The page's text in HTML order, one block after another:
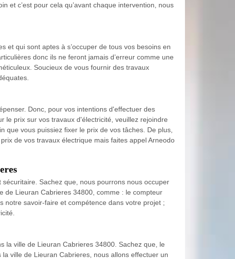
et c’est pour cela qu’avant chaque intervention, nous
et qui sont aptes à s’occuper de tous vos besoins en
donc ils ne feront jamais d’erreur comme une
Soucieux de vous fournir des travaux
Donc, pour vos intentions d'effectuer des
le prix sur vos travaux d'électricité, veuillez rejoindre
vous puissiez fixer le prix de vos tâches. De plus,
de vos travaux électrique mais faites appel Arneodo
Sachez que, nous pourrons nous occuper
de Lieuran Cabrieres 34800, comme : le compteur
notre savoir-faire et compétence dans votre projet ;
la ville de Lieuran Cabrieres 34800. Sachez que, le
ville de Lieuran Cabrieres, nous allons effectuer un